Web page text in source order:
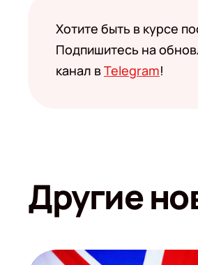
Хотите быть в курсе
Подпишитесь на
канал вTelegram!
Другие